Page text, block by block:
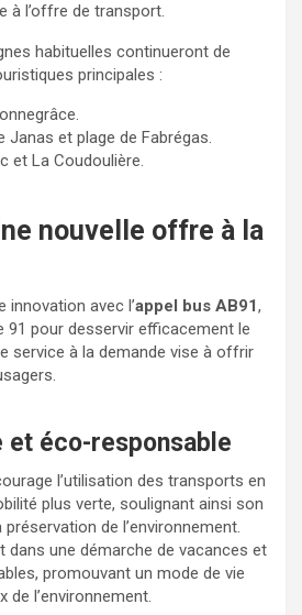
à l’offre de transport.
habituelles continueront de
principales :
Janas et plage de Fabrégas.
et La Coudoulière.
nouvelle offre à la
innovation avec l’appel bus AB91,
91 pour desservir efficacement le
service à la demande vise à offrir
et éco-responsable
l’utilisation des transports en
plus verte, soulignant ainsi son
de l’environnement.
dans une démarche de vacances et
promouvant un mode de vie
de l’environnement.